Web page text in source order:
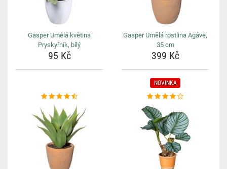
Gasper Umělá květina
Pryskyřník, bílý
95 Kč
Gasper Umělá rostlina Agáve,
35 cm
399 Kč
NOVINKA